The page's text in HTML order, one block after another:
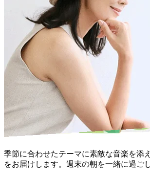
季節に合わせたテーマに素敵な音楽を添
をお届けします。週末の朝を一緒に過ご